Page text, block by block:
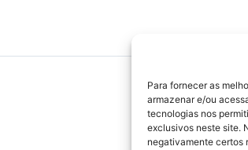
Para fornecer as
armazenar e/ou
tecnologias nos
exclusivos neste site.
negativamente certos